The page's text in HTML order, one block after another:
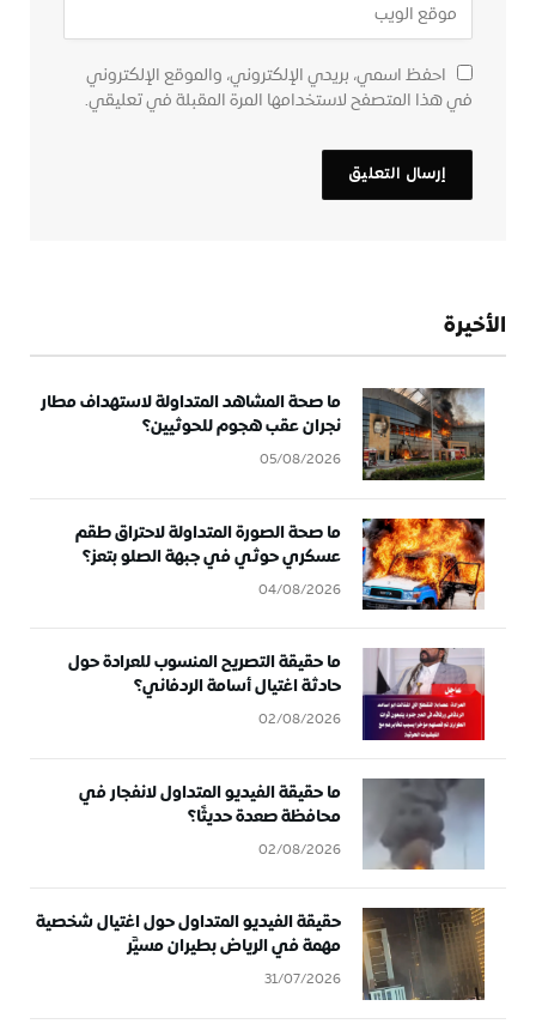
احفظ اسمي، بريدي الإلكتروني، والموقع الإلكتروني
في هذا المتصفح لاستخدامها المرة المقبلة في تعليقي.
الأخيرة
ما صحة المشاهد المتداولة لاستهداف مطار
نجران عقب هجوم للحوثيين؟
05/08/2026
ما صحة الصورة المتداولة لاحتراق طقم
عسكري حوثي في جبهة الصلو بتعز؟
04/08/2026
ما حقيقة التصريح المنسوب للعرادة حول
حادثة اغتيال أسامة الردفاني؟
02/08/2026
ما حقيقة الفيديو المتداول لانفجار في
محافظة صعدة حديثًا؟
02/08/2026
حقيقة الفيديو المتداول حول اغتيال شخصية
مهمة في الرياض بطيران مسيَّر
31/07/2026